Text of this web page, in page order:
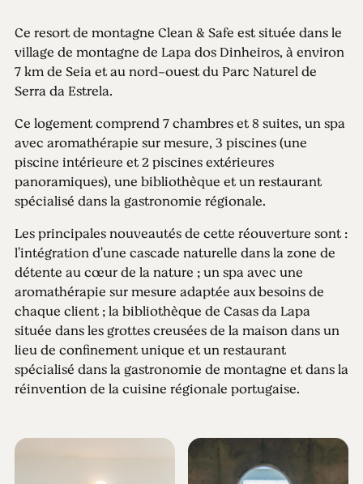
Ce resort de montagne Clean & Safe est située dans le
village de montagne de Lapa dos Dinheiros, à environ
7 km de Seia et au nord-ouest du Parc Naturel de
Serra da Estrela.
Ce logement comprend 7 chambres et 8 suites, un spa
avec aromathérapie sur mesure, 3 piscines (une
piscine intérieure et 2 piscines extérieures
panoramiques), une bibliothèque et un restaurant
spécialisé dans la gastronomie régionale.
Les principales nouveautés de cette réouverture sont :
l'intégration d'une cascade naturelle dans la zone de
détente au cœur de la nature ; un spa avec une
aromathérapie sur mesure adaptée aux besoins de
chaque client ; la bibliothèque de Casas da Lapa
située dans les grottes creusées de la maison dans un
lieu de confinement unique et un restaurant
spécialisé dans la gastronomie de montagne et dans la
réinvention de la cuisine régionale portugaise.